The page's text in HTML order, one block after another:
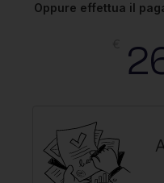
Oppure effettua il